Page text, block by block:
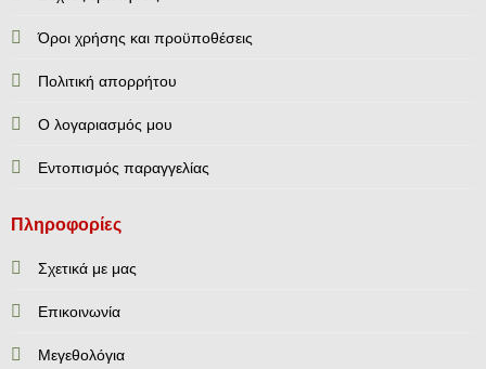
Όροι χρήσης και προϋποθέσεις
Πολιτική απορρήτου
Ο λογαριασμός μου
Εντοπισμός παραγγελίας
Πληροφορίες
Σχετικά με μας
Επικοινωνία
Mεγεθολόγια